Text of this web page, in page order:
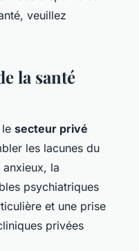
veuillez
la santé
secteur privé
les lacunes du
la
psychiatriques
et une prise
privées